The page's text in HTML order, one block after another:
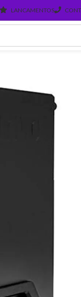
LANCAMENTOS